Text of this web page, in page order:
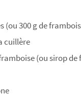
(ou 300 g de
cuillère
(ou sirop de